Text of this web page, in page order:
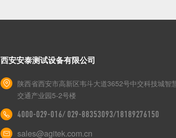
西安安泰测试设备有限公司
陕西省西安市高新区韦斗大道3652号中交科技城智
交通产业园5-2号楼
4000-029-016/ 029-88353093/18189276150
sales@agitek.com.cn